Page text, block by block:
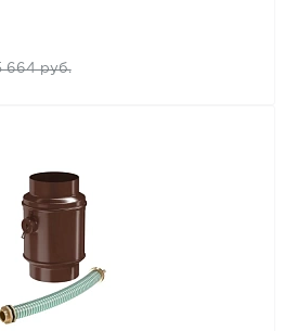
664 руб.